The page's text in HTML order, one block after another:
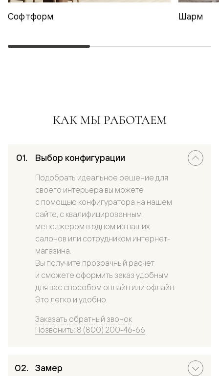
Софтформ Шарм
КАК МЫ РАБОТАЕМ
Выбор конфигурации
Подобрать идеальное решение для
своего интерьера вы можете
с помощью конфигуратора на нашем
сайте, с квалифицированным
менеджером в одном из наших
салонов или сотрудником интернет-
магазина.
Вы получите прозрачный расчет
и сможете оформить заказ удобным
для вас способом онлайн или офлайн.
Это легко и удобно.
Заказать обратный звонок
Позвонить: 8 (800) 200-46-66
Замер